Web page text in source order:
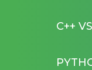
C++